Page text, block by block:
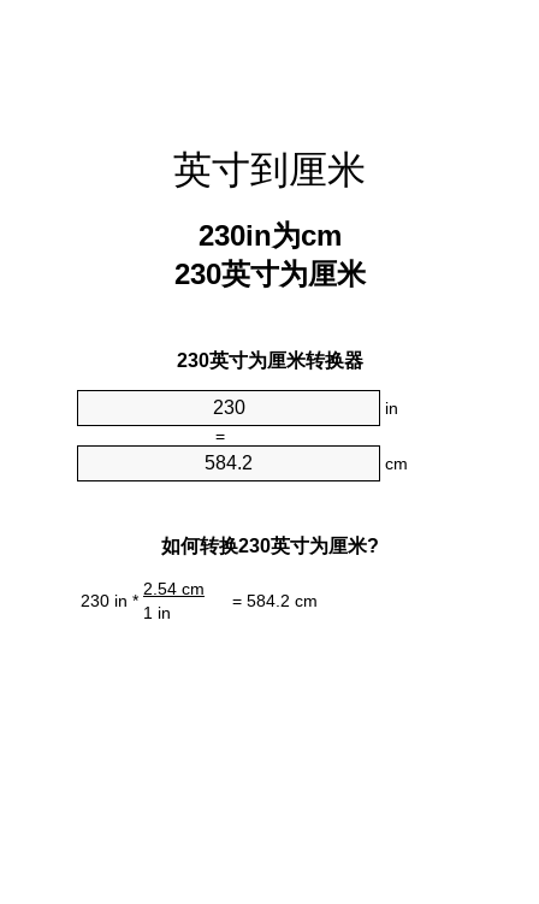
英寸到厘米
230in为cm
230英寸为厘米
230英寸为厘米转换器
in
=
cm
如何转换230英寸为厘米?
230 in *
2.54 cm
= 584.2 cm
1 in